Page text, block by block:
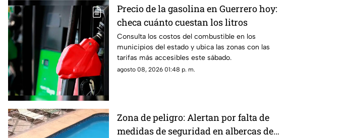
Precio de la gasolina en Guerrero hoy:
checa cuánto cuestan los litros
Consulta los costos del combustible en los
municipios del estado y ubica las zonas con las
tarifas más accesibles este sábado.
agosto 08, 2026 01:48 p. m.
Zona de peligro: Alertan por falta de
medidas de seguridad en albercas de